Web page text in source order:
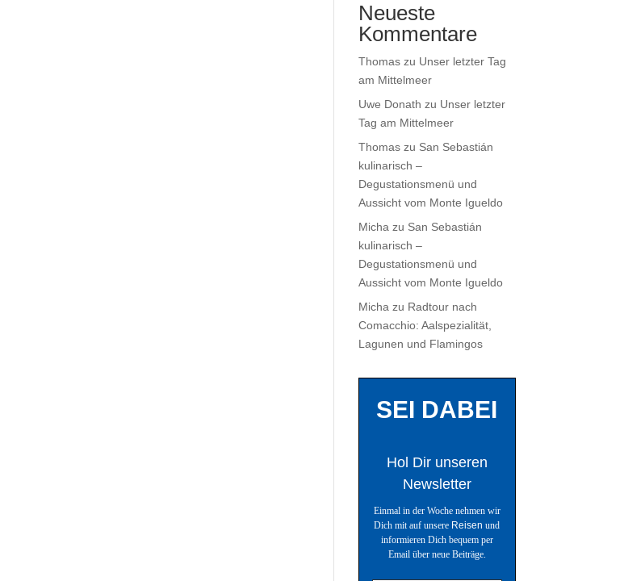
Neueste
Kommentare
Thomas zu Unser letzter Tag
am Mittelmeer
Uwe Donath zu Unser letzter
Tag am Mittelmeer
Thomas zu San Sebastián
kulinarisch –
Degustationsmenü und
Aussicht vom Monte Igueldo
Micha zu San Sebastián
kulinarisch –
Degustationsmenü und
Aussicht vom Monte Igueldo
Micha zu Radtour nach
Comacchio: Aalspezialität,
Lagunen und Flamingos
SEI DABEI
Hol Dir unseren
Newsletter
Einmal in der Woche nehmen wir
Dich mit auf unsere Reisen und
informieren Dich bequem per
Email über neue Beiträge.